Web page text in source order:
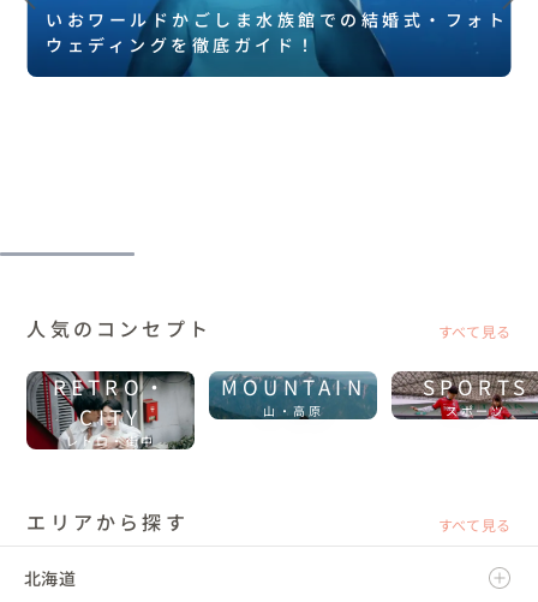
いおワールドかごしま水族館での結婚式・フォト
ウェディングを徹底ガイド！
人気のコンセプト すべて見る
RETRO・
CITY
レトロ・街中
MOUNTAIN
山・高原
SPORTS
スポーツ
エリアから探す すべて見る
北海道